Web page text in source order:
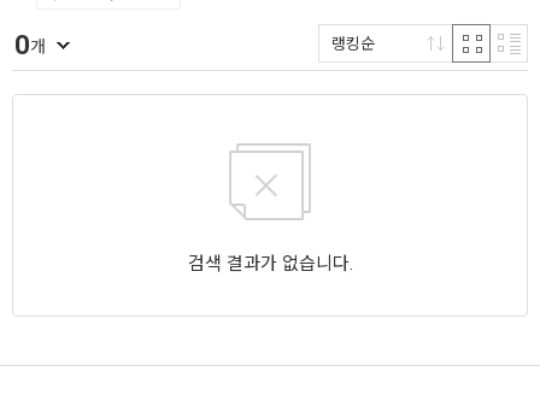
0개 랭킹순
검색 결과가 없습니다.